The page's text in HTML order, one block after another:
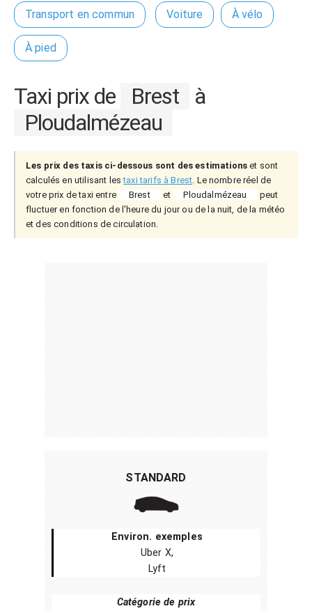
Transport en commun Voiture À vélo
À pied
Taxi prix de Brest
à
Ploudalmézeau
Les prix des taxis ci-dessous sont des estimations et sont
calculés en utilisant lestaxi tarifs à Brest. Le nombre réel de
votre prix de taxi entre
Brest et Ploudalmézeau
peut
fluctuer en fonction de l'heure du jour ou de la nuit, de la météo
et des conditions de circulation.
STANDARD
Environ. exemples
Uber X,
Lyft
Catégorie de prix